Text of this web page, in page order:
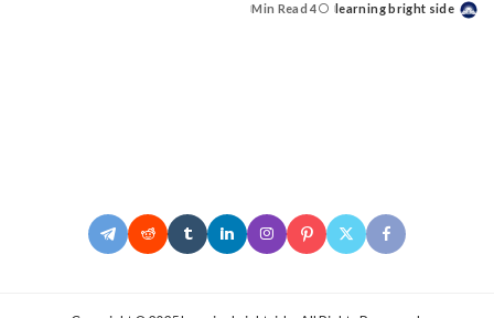
Posted
learning bright side
4 Min Read